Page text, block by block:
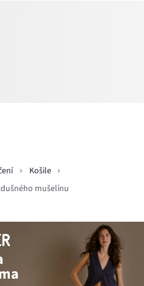
Košile
mušelínu